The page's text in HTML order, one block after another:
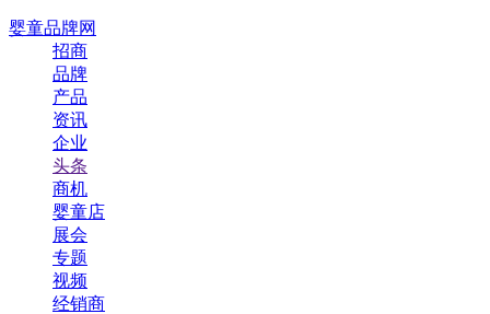
婴童品牌网
招商
品牌
产品
资讯
企业
头条
商机
婴童店
展会
专题
视频
经销商